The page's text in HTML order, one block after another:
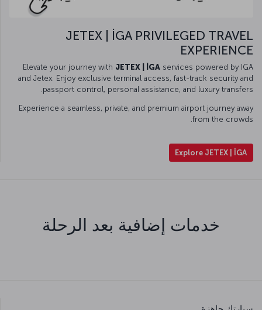
JETEX | İGA PRIVILEGED TRAVEL
EXPERIENCE
Elevate your journey with JETEX | İGA services powered by IGA
and Jetex. Enjoy exclusive terminal access, fast-track security and
passport control, personal assistance, and luxury transfers.
Experience a seamless, private, and premium airport journey away
from the crowds.
Explore JETEX | İGA
خدمات إضافية بعد الرحلة